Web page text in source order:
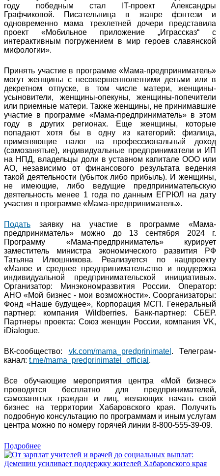
году победным стал IT-проект Александры
Графчиковой. Писательница в жанре фэнтези и
одновременно мама трехлетней дочери представила
проект «Мобильное приложение „Играссказ“ с
интерактивным погружением в мир героев славянской
мифологии».
Принять участие в программе «Мама-предприниматель»
могут женщины с несовершеннолетними детьми или в
декретном отпуске, в том числе матери, женщины-
усыновители, женщины-опекуны, женщины-попечители
или приемные матери. Также женщины, не принимавшие
участие в программе «Мама-предприниматель» в этом
году в других регионах. Еще женщины, которые
попадают хотя бы в одну из категорий: физлица,
применяющие налог на профессиональный доход
(самозанятые), индивидуальные предприниматели и ИП
на НПД, владельцы доли в уставном капитале ООО или
АО, независимо от финансового результата ведения
такой деятельности (убыток либо прибыль). И женщины,
не имеющие, либо ведущие предпринимательскую
деятельность менее 1 года по данным ЕГРЮЛ на дату
участия в программе «Мама-предприниматель».
Подать заявку на участие в программе «Мама-
предприниматель» можно до 13 сентября 2024 г.
Программу «Мама-предприниматель» курирует
заместитель министра экономического развития РФ
Татьяна Илюшникова. Реализуется по нацпроекту
«Малое и среднее предпринимательство и поддержка
индивидуальной предпринимательской инициативы».
Организатор: Минэкономразвития России. Оператор:
АНО «Мой бизнес - мои возможности». Соорганизаторы:
Фонд «Наше будущее», Корпорация МСП. Генеральный
партнер: компания Wildberries. Банк-партнер: СБЕР.
Партнеры проекта: Союз женщин России, компания VK,
iDialogue.
ВК-сообщество: vk.com/mama_predprinimatel . Телеграм-
канал: t.me/mama_predprinimatel_official .
Все обучающие мероприятия центра «Мой бизнес»
проводятся бесплатно для предпринимателей,
самозанятых граждан и лиц, желающих начать свой
бизнес на территории Хабаровского края. Получить
подробную консультацию по программам и иным услугам
центра можно по номеру горячей линии 8-800-555-39-09.
Подробнее